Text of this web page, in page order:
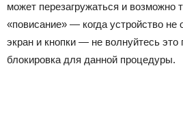
может перезагружаться и возможно
«повисание» — когда устройство не
экран и кнопки — не волнуйтесь это
блокировка для данной процедуры.